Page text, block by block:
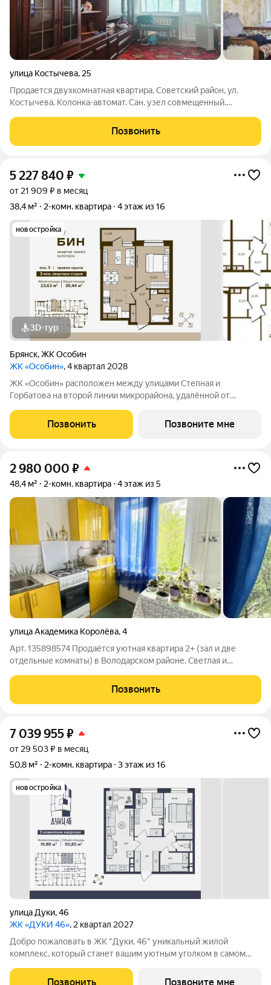
улица Костычева, 25
Продается двухкомнатная квартира. Советский район, ул.
Костычева. Колонка-автомат. Сан. узел совмещенный.
доступности общеобразовательные учреждения, дет. сады,
торгово-развлекательные центры,
Позвонить
5 227 840 ₽
от 21 909 ₽ в месяц
38,4 м²
2-комн. квартира 4 этаж из 16
новостройка
3D-тур
Брянск,ЖК Особин
ЖК «Особин», 4 квартал 2028
ЖК «Особин» расположен между улицами Степная и
Горбатова на второй линии микрорайона, удалённой от
насыщенность городской инфраструктурой подчеркивают
самодостаточность жилого квартала. ЖК «Особин»
Позвонить Позвоните мне
2 980 000 ₽
48,4 м² 2-комн. квартира 4 этаж из 5
улица Академика Королёва,4
Арт. 135898574 Продаётся уютная квартира 2+ (зал и две
отдельные комнаты) в Володарском районе. Светлая и
благодаря удобной перепланировке, одна комната разделена
на две, и фактически вы
Позвонить
7 039 955₽
от 29 503 ₽ в месяц
50,8 м²
2-комн. квартира 3 этаж из 16
новостройка
улица Дуки,46
ЖК «ДУКИ 46», 2 квартал 2027
Добро пожаловать в ЖК "Дуки, 46" уникальный жилой
комплекс, который станет вашим уютным уголком в самом
комфорт-класса со встроенными торгово-офисными
Позвонить Позвоните мне